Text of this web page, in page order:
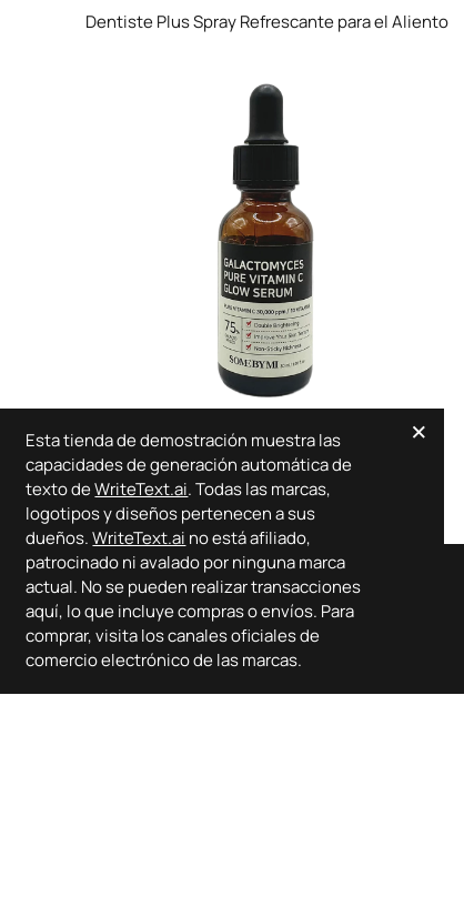
Dentiste Plus Spray Refrescante para el Aliento
Some By Mi Sérum de Vitamina C
Tienda demo de WriteText.ai
Esta es una tienda demo de WriteText.ai. No se
procesarán pedidos.Haz clicpara leer más sobre
Esta tienda de demostración muestra las
capacidades de generación automática de
texto deWriteText.ai. Todas las marcas,
logotipos y diseños pertenecen a sus
dueños.WriteText.ai no está afiliado,
patrocinado ni avalado por ninguna marca
actual. No se pueden realizar transacciones
aquí, lo que incluye compras o envíos. Para
comprar, visita los canales oficiales de
comercio electrónico de las marcas.
×